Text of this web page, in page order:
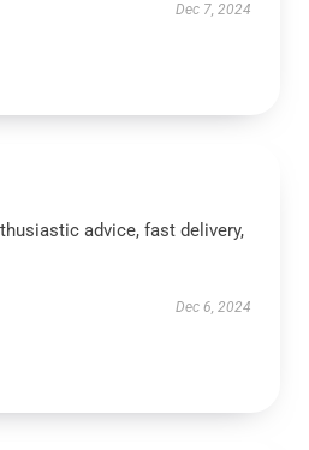
Dec 7, 2024
advice, fast delivery,
Dec 6, 2024